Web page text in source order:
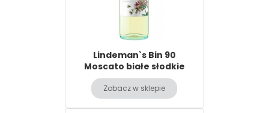
Lindeman`s Bin 90
Moscato białe słodkie
Zobacz w sklepie